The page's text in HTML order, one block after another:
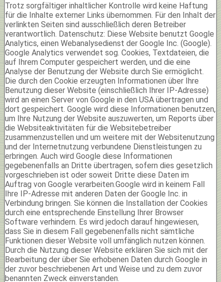
Trotz sorgfältiger inhaltlicher Kontrolle wird keine Haftung
für die Inhalte externer Links übernommen. Für den Inhalt der
verlinkten Seiten sind ausschließlich deren Betreiber
verantwortlich. Datenschutz: Diese Website benutzt Google
Analytics, einen Webanalysedienst der Google Inc. (Google).
Google Analytics verwendet sog. Cookies, Textdateien, die
auf Ihrem Computer gespeichert werden, und die eine
Analyse der Benutzung der Website durch Sie ermöglicht.
Die durch den Cookie erzeugten Informationen über Ihre
Benutzung dieser Website (einschließlich Ihrer IP-Adresse)
wird an einen Server von Google in den USA übertragen und
dort gespeichert. Google wird diese Informationen benutzen,
um Ihre Nutzung der Website auszuwerten, um Reports über
die Websiteaktivitäten für die Websitebetreiber
zusammenzustellen und um weitere mit der Websitenutzung
und der Internetnutzung verbundene Dienstleistungen zu
erbringen. Auch wird Google diese Informationen
gegebenenfalls an Dritte übertragen, sofern dies gesetzlich
vorgeschrieben ist oder soweit Dritte diese Daten im
Auftrag von Google verarbeiten.Google wird in keinem Fall
Ihre IP-Adresse mit anderen Daten der Google Inc. in
Verbindung bringen. Sie können die Installation der Cookies
durch eine entsprechende Einstellung Ihrer Browser
Software verhindern. Es wird jedoch darauf hingewiesen,
dass Sie in diesem Fall gegebenenfalls nicht sämtliche
Funktionen dieser Website voll umfänglich nutzen können.
Durch die Nutzung dieser Website erklären Sie sich mit der
Bearbeitung der über Sie erhobenen Daten durch Google in
der zuvor beschriebenen Art und Weise und zu dem zuvor
benannten Zweck einverstanden.